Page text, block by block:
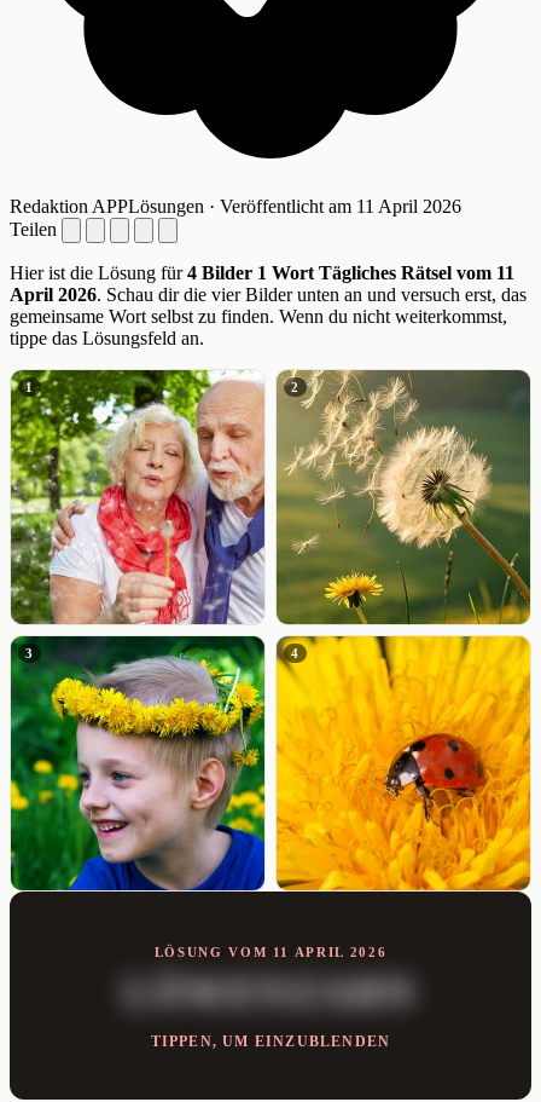
Redaktion APPLösungen · Veröffentlicht am 11 April 2026
Teilen
Hier ist die Lösung für4 Bilder 1 Wort Tägliches Rätsel vom 11
April 2026. Schau dir die vier Bilder unten an und versuch erst, das
gemeinsame Wort selbst zu finden. Wenn du nicht weiterkommst,
tippe das Lösungsfeld an.
1 2
3 4
LÖSUNG VOM 11 APRIL 2026
LÖWENZAHN
TIPPEN, UM EINZUBLENDEN